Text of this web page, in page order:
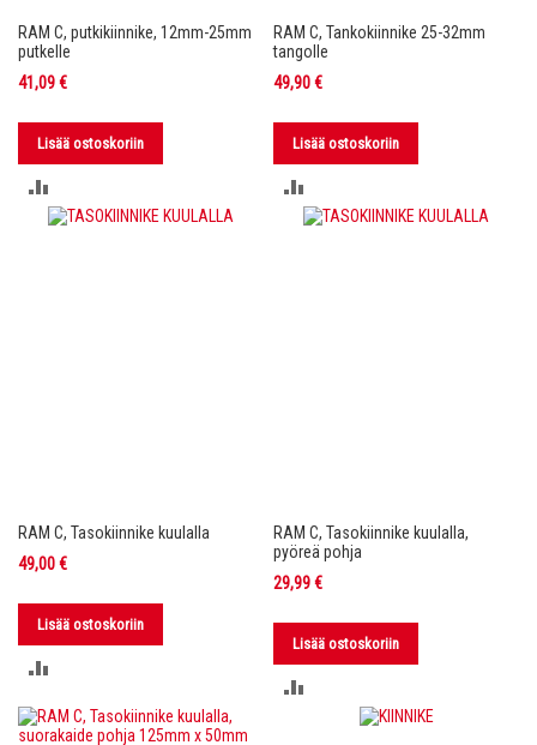
RAM C, putkikiinnike, 12mm-25mm
putkelle
41,09 €
Lisää ostoskoriin
VERTAILUUN
RAM C, Tankokiinnike 25-32mm
tangolle
49,90 €
Lisää ostoskoriin
VERTAILUUN
RAM C, Tasokiinnike kuulalla
49,00 €
Lisää ostoskoriin
VERTAILUUN
RAM C, Tasokiinnike kuulalla,
pyöreä pohja
29,99 €
Lisää ostoskoriin
VERTAILUUN